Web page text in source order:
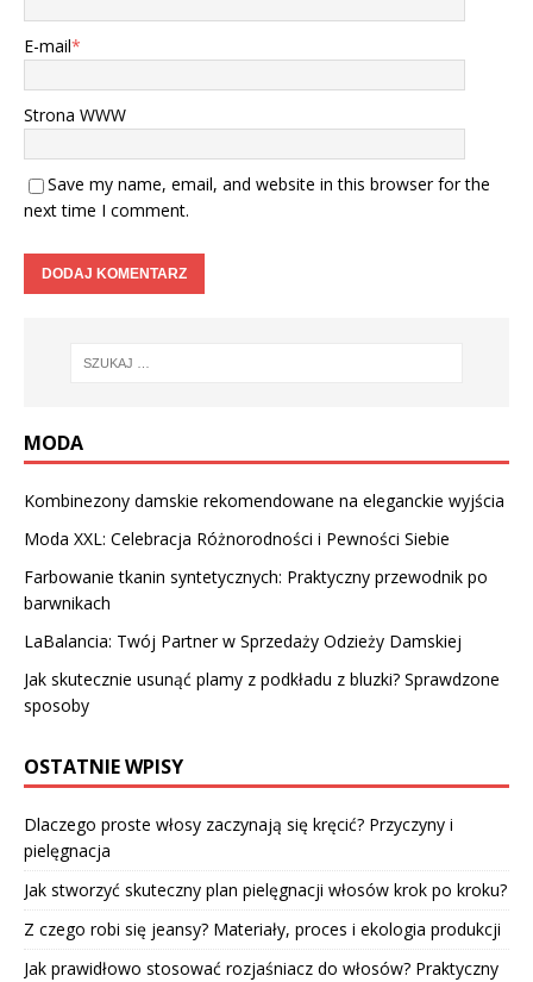
E-mail*
Strona WWW
Save my name, email, and website in this browser for the
next time I comment.
MODA
Kombinezony damskie rekomendowane na eleganckie wyjścia
Moda XXL: Celebracja Różnorodności i Pewności Siebie
Farbowanie tkanin syntetycznych: Praktyczny przewodnik po
barwnikach
LaBalancia: Twój Partner w Sprzedaży Odzieży Damskiej
Jak skutecznie usunąć plamy z podkładu z bluzki? Sprawdzone
sposoby
OSTATNIE WPISY
Dlaczego proste włosy zaczynają się kręcić? Przyczyny i
pielęgnacja
Jak stworzyć skuteczny plan pielęgnacji włosów krok po kroku?
Z czego robi się jeansy? Materiały, proces i ekologia produkcji
Jak prawidłowo stosować rozjaśniacz do włosów? Praktyczny